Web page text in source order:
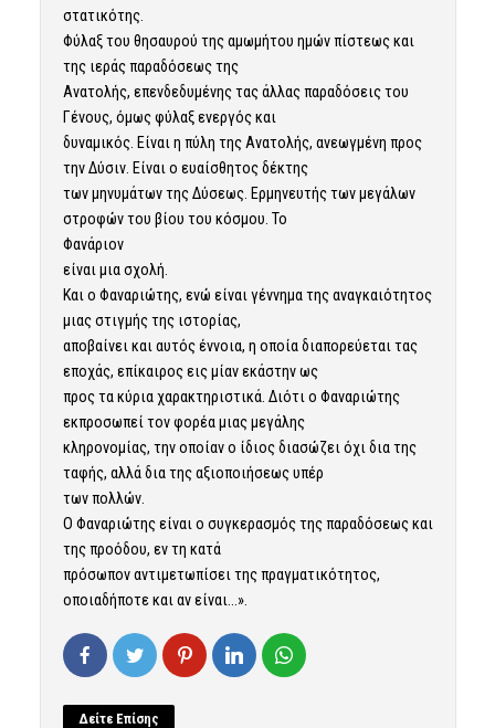
στατικότης.
Φύλαξ του θησαυρού της αμωμήτου ημών πίστεως και
της ιεράς παραδόσεως της
Ανατολής, επενδεδυμένης τας άλλας παραδόσεις του
Γένους, όμως φύλαξ ενεργός και
δυναμικός. Είναι η πύλη της Ανατολής, ανεωγμένη προς
την Δύσιν. Είναι ο ευαίσθητος δέκτης
των μηνυμάτων της Δύσεως. Ερμηνευτής των μεγάλων
στροφών του βίου του κόσμου. Το
Φανάριον
είναι μια σχολή.
Και ο Φαναριώτης, ενώ είναι γέννημα της αναγκαιότητος
μιας στιγμής της ιστορίας,
αποβαίνει και αυτός έννοια, η οποία διαπορεύεται τας
εποχάς, επίκαιρος εις μίαν εκάστην ως
προς τα κύρια χαρακτηριστικά. Διότι ο Φαναριώτης
εκπροσωπεί τον φορέα μιας μεγάλης
κληρονομίας, την οποίαν ο ίδιος διασώζει όχι δια της
ταφής, αλλά δια της αξιοποιήσεως υπέρ
των πολλών.
Ο Φαναριώτης είναι ο συγκερασμός της παραδόσεως και
της προόδου, εν τη κατά
πρόσωπον αντιμετωπίσει της πραγματικότητος,
οποιαδήποτε και αν είναι…».
Δείτε Επίσης